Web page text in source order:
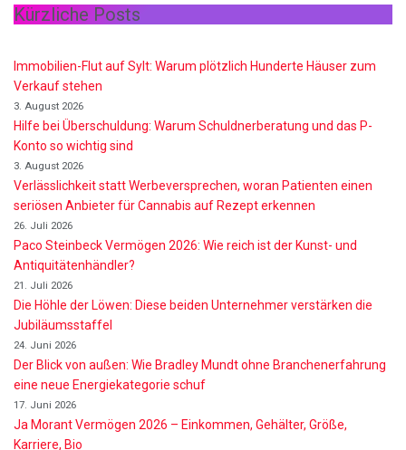
Kürzliche Posts
Immobilien-Flut auf Sylt: Warum plötzlich Hunderte Häuser zum
Verkauf stehen
3. August 2026
Hilfe bei Überschuldung: Warum Schuldnerberatung und das P-
Konto so wichtig sind
3. August 2026
Verlässlichkeit statt Werbeversprechen, woran Patienten einen
seriösen Anbieter für Cannabis auf Rezept erkennen
26. Juli 2026
Paco Steinbeck Vermögen 2026: Wie reich ist der Kunst- und
Antiquitätenhändler?
21. Juli 2026
Die Höhle der Löwen: Diese beiden Unternehmer verstärken die
Jubiläumsstaffel
24. Juni 2026
Der Blick von außen: Wie Bradley Mundt ohne Branchenerfahrung
eine neue Energiekategorie schuf
17. Juni 2026
Ja Morant Vermögen 2026 – Einkommen, Gehälter, Größe,
Karriere, Bio